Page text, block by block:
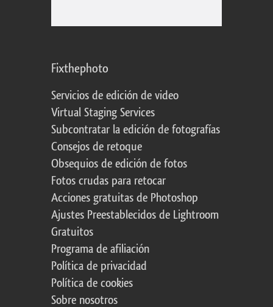
Fixthephoto
Servicios de edición de video
Virtual Staging Services
Subcontratar la edición de fotografías
Consejos de retoque
Obsequios de edición de fotos
Fotos crudas para retocar
Acciones gratuitas de Photoshop
Ajustes Preestablecidos de Lightroom
Gratuitos
Programa de afiliación
Política de privacidad
Política de cookies
Sobre nosotros